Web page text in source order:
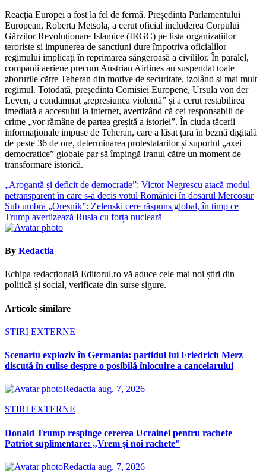
Reacția Europei a fost la fel de fermă. Președinta Parlamentului
European, Roberta Metsola, a cerut oficial includerea Corpului
Gărzilor Revoluționare Islamice (IRGC) pe lista organizațiilor
teroriste și impunerea de sancțiuni dure împotriva oficialilor
regimului implicați în reprimarea sângeroasă a civililor. În paralel,
companii aeriene precum Austrian Airlines au suspendat toate
zborurile către Teheran din motive de securitate, izolând și mai mult
regimul. Totodată, președinta Comisiei Europene, Ursula von der
Leyen, a condamnat „represiunea violentă” și a cerut restabilirea
imediată a accesului la internet, avertizând că cei responsabili de
crime „vor rămâne de partea greșită a istoriei”. În ciuda tăcerii
informaționale impuse de Teheran, care a lăsat țara în beznă digitală
de peste 36 de ore, determinarea protestatarilor și suportul „axei
democratice” globale par să împingă Iranul către un moment de
transformare istorică.
Navigare
în
articole
„Aroganță și deficit de democrație”: Victor Negrescu atacă modul
netransparent în care s-a decis votul României în dosarul Mercosur
Sub umbra „Oreșnik”: Zelenski cere răspuns global, în timp ce
Trump avertizează Rusia cu forța nucleară
By Redactia
Echipa redacțională Editorul.ro vă aduce cele mai noi știri din
politică și social, verificate din surse sigure.
Articole similare
STIRI EXTERNE
Scenariu exploziv în Germania: partidul lui Friedrich Merz
discută în culise despre o posibilă înlocuire a cancelarului
Redactia aug. 7, 2026
STIRI EXTERNE
Donald Trump respinge cererea Ucrainei pentru rachete
Patriot suplimentare: „Vrem și noi rachete”
Redactia aug. 7, 2026